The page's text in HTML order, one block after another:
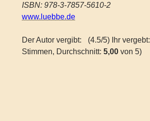
ISBN: 978-3-7857-5610-2
www.luebbe.de
Der Autor vergibt: (4.5/5) Ihr vergebt:
Stimmen, Durchschnitt: 5,00von 5)